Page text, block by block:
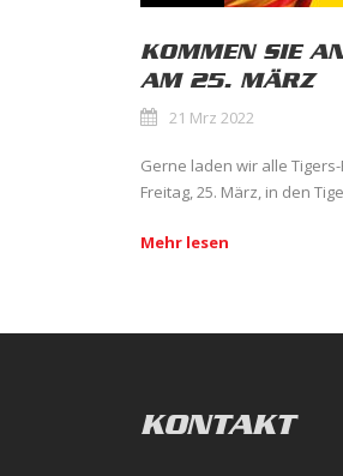
KOMMEN SIE
AM 25. MÄRZ
21 Mrz 2022
Gerne laden wir alle
Freitag, 25. März, in den
Mehr lesen
KONTAKT